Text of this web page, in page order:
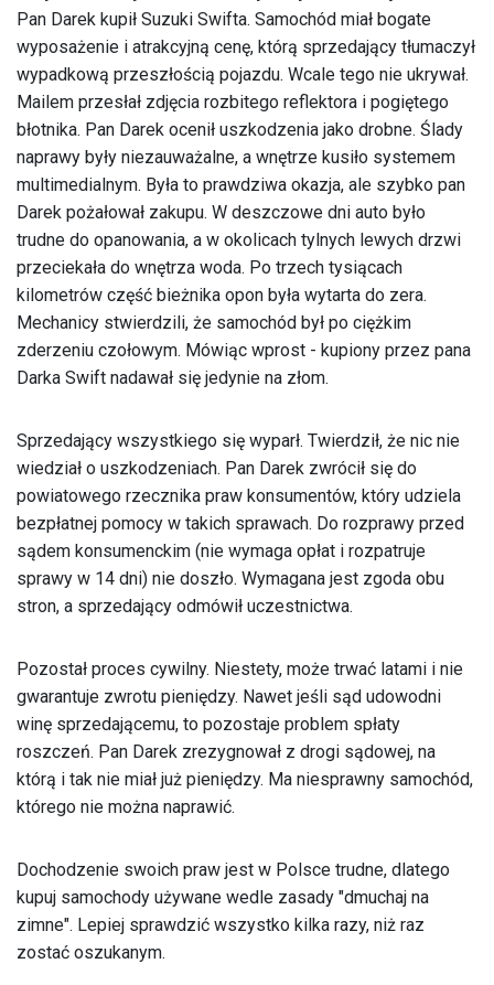
Pan Darek kupił Suzuki Swifta. Samochód miał bogate
wyposażenie i atrakcyjną cenę, którą sprzedający tłumaczył
wypadkową przeszłością pojazdu. Wcale tego nie ukrywał.
Mailem przesłał zdjęcia rozbitego reflektora i pogiętego
błotnika. Pan Darek ocenił uszkodzenia jako drobne. Ślady
naprawy były niezauważalne, a wnętrze kusiło systemem
multimedialnym. Była to prawdziwa okazja, ale szybko pan
Darek pożałował zakupu. W deszczowe dni auto było
trudne do opanowania, a w okolicach tylnych lewych drzwi
przeciekała do wnętrza woda. Po trzech tysiącach
kilometrów część bieżnika opon była wytarta do zera.
Mechanicy stwierdzili, że samochód był po ciężkim
zderzeniu czołowym. Mówiąc wprost - kupiony przez pana
Darka Swift nadawał się jedynie na złom.
Sprzedający wszystkiego się wyparł. Twierdził, że nic nie
wiedział o uszkodzeniach. Pan Darek zwrócił się do
powiatowego rzecznika praw konsumentów, który udziela
bezpłatnej pomocy w takich sprawach. Do rozprawy przed
sądem konsumenckim (nie wymaga opłat i rozpatruje
sprawy w 14 dni) nie doszło. Wymagana jest zgoda obu
stron, a sprzedający odmówił uczestnictwa.
Pozostał proces cywilny. Niestety, może trwać latami i nie
gwarantuje zwrotu pieniędzy. Nawet jeśli sąd udowodni
winę sprzedającemu, to pozostaje problem spłaty
roszczeń. Pan Darek zrezygnował z drogi sądowej, na
którą i tak nie miał już pieniędzy. Ma niesprawny samochód,
którego nie można naprawić.
Dochodzenie swoich praw jest w Polsce trudne, dlatego
kupuj samochody używane wedle zasady "dmuchaj na
zimne". Lepiej sprawdzić wszystko kilka razy, niż raz
zostać oszukanym.